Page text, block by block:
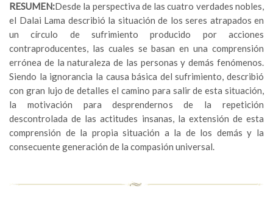
RESUMEN:Desde la perspectiva de las cuatro verdades nobles,
el Dalai Lama describió la situación de los seres atrapados en
un círculo de sufrimiento producido por acciones
contraproducentes, las cuales se basan en una comprensión
errónea de la naturaleza de las personas y demás fenómenos.
Siendo la ignorancia la causa básica del sufrimiento, describió
con gran lujo de detalles el camino para salir de esta situación,
la motivación para desprendernos de la repetición
descontrolada de las actitudes insanas, la extensión de esta
comprensión de la propia situación a la de los demás y la
consecuente generación de la compasión universal.